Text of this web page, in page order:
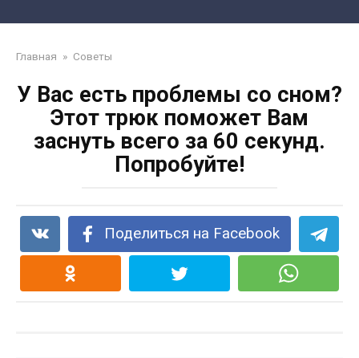
Главная » Советы
У Вас есть проблемы со сном?
Этот трюк поможет Вам
заснуть всего за 60 секунд.
Попробуйте!
Поделиться на Facebook